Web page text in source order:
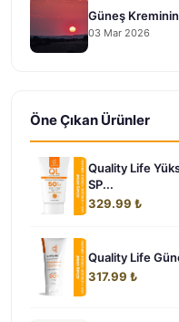
Güneş Kreminin
03 Mar 2026
Öne Çıkan Ürünler
Quality Life
SP...
329.99 ₺
Quality Life
317.99 ₺